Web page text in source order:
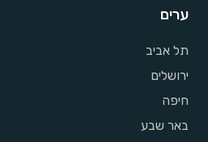
ערים
תל אביב
ירושלים
חיפה
באר שבע